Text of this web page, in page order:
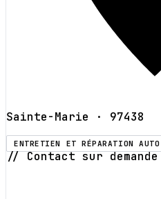
Sainte-Marie · 97438
ENTRETIEN ET RÉPARATION AUTO
// Contact sur demande